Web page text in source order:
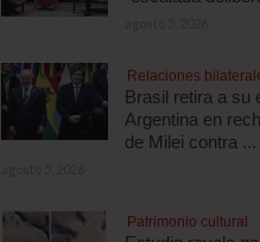
Relaciones
Brasil retira a su
Argentina en
de Milei contra ...
Patrimonio cultural